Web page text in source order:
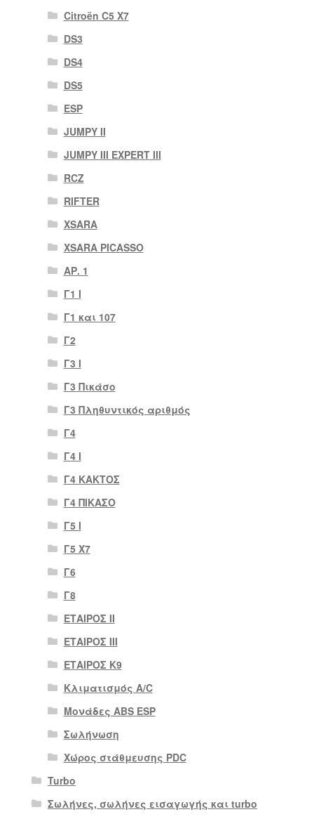
Citroën C5 X7
DS3
DS4
DS5
ESP
JUMPY II
JUMPY III EXPERT III
RCZ
RIFTER
XSARA
XSARA PICASSO
ΑΡ. 1
Γ1 Ι
Γ1 και 107
Γ2
Γ3 Ι
Γ3 Πικάσο
Γ3 Πληθυντικός αριθμός
Γ4
Γ4 Ι
Γ4 ΚΑΚΤΟΣ
Γ4 ΠΙΚΑΣΟ
Γ5 Ι
Γ5 Χ7
Γ6
Γ8
ΕΤΑΙΡΟΣ II
ΕΤΑΙΡΟΣ III
ΕΤΑΙΡΟΣ Κ9
Κλιματισμός A/C
Μονάδες ABS ESP
Σωλήνωση
Χώρος στάθμευσης PDC
Turbo
Σωλήνες, σωλήνες εισαγωγής και turbo